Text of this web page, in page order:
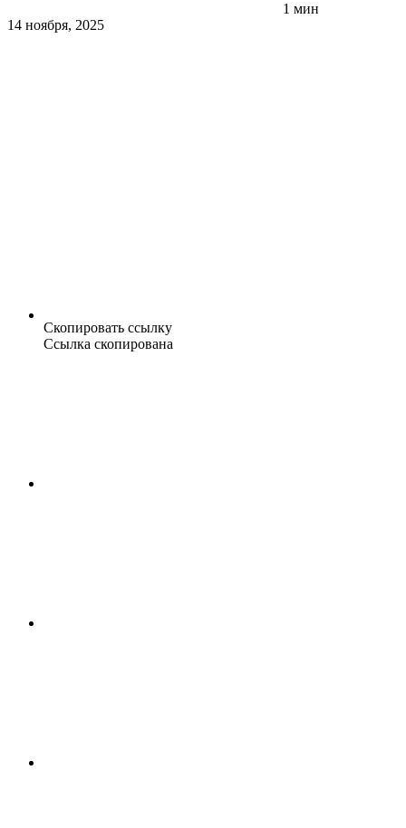
1 мин
14 ноября, 2025
Скопировать ссылку
Ссылка скопирована